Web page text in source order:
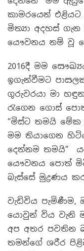
කාමරයෙන්
මිත්‍යා අදහස්
යෞවනය නම් වූ
2016දී මම
ඉගැන්වීමට
ගුරුවරයා මා
රැගෙන ගොස්
“මිස්ට තමයි මේක
මම තියාගෙන
දෙන්නම තමයි”
යෞවනය පොත්
බැස්සේ මුද්‍රණය
වැඩිවිය පැමිණීම,
යොවුන් විය වැනි
අප අතර පවතින
තමන්ගේ ශරීර